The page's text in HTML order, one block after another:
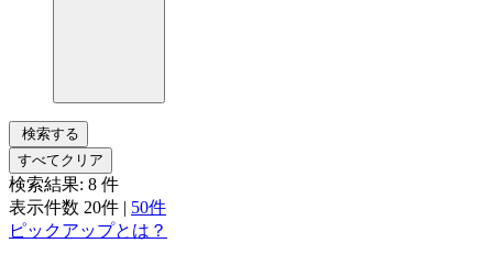
検索する
すべてクリア
検索結果: 8 件
表示件数 20件 | 50件
ピックアップとは？